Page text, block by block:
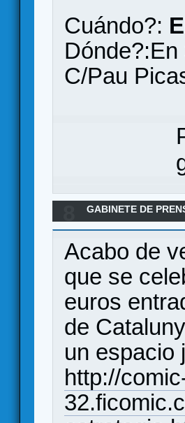
Cuándo?:
C/Pau
GABINETE DE
Acabo de
que se
euros
de
un espacio
http://